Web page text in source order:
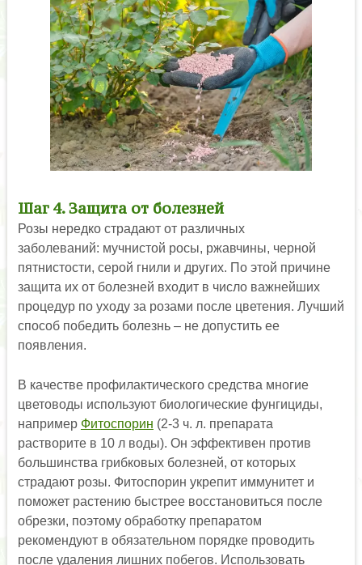
Шаг 4. Защита от болезней
Розы нередко страдают от различных
заболеваний: мучнистой росы, ржавчины, черной
пятнистости, серой гнили и других. По этой причине
защита их от болезней входит в число важнейших
процедур по уходу за розами после цветения. Лучший
способ победить болезнь – не допустить ее
появления.
В качестве профилактического средства многие
цветоводы используют биологические фунгициды,
например Фитоспорин (2-3 ч. л. препарата
растворите в 10 л воды). Он эффективен против
большинства грибковых болезней, от которых
страдают розы. Фитоспорин укрепит иммунитет и
поможет растению быстрее восстановиться после
обрезки, поэтому обработку препаратом
рекомендуют в обязательном порядке проводить
после удаления лишних побегов. Использовать